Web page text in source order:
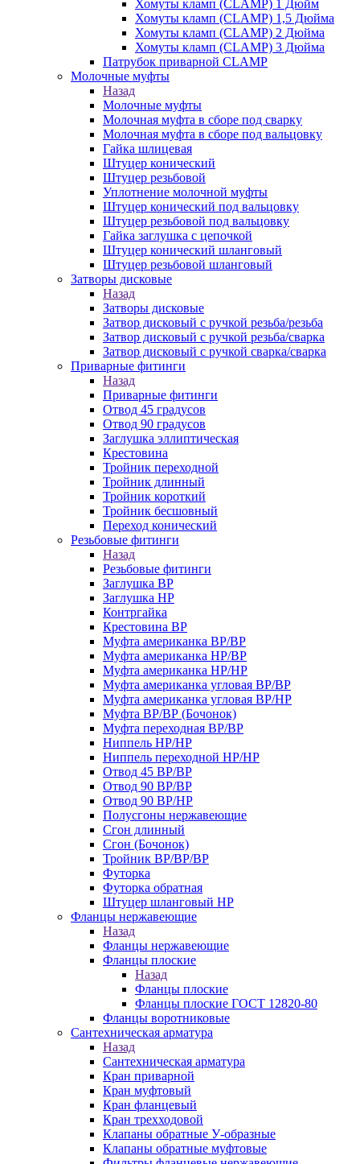
Хомуты кламп (CLAMP) 1 Дюйм
Хомуты кламп (CLAMP) 1,5 Дюйма
Хомуты кламп (CLAMP) 2 Дюйма
Хомуты кламп (CLAMP) 3 Дюйма
Патрубок приварной CLAMP
Молочные муфты
Назад
Молочные муфты
Молочная муфта в сборе под сварку
Молочная муфта в сборе под вальцовку
Гайка шлицевая
Штуцер конический
Штуцер резьбовой
Уплотнение молочной муфты
Штуцер конический под вальцовку
Штуцер резьбовой под вальцовку
Гайка заглушка с цепочкой
Штуцер конический шланговый
Штуцер резьбовой шланговый
Затворы дисковые
Назад
Затворы дисковые
Затвор дисковый с ручкой резьба/резьба
Затвор дисковый с ручкой резьба/сварка
Затвор дисковый с ручкой сварка/сварка
Приварные фитинги
Назад
Приварные фитинги
Отвод 45 градусов
Отвод 90 градусов
Заглушка эллиптическая
Крестовина
Тройник переходной
Тройник длинный
Тройник короткий
Тройник бесшовный
Переход конический
Резьбовые фитинги
Назад
Резьбовые фитинги
Заглушка ВР
Заглушка НР
Контргайка
Крестовина ВР
Муфта американка ВР/ВР
Муфта американка НР/ВР
Муфта американка НР/НР
Муфта американка угловая ВР/ВР
Муфта американка угловая ВР/НР
Муфта ВР/ВР (Бочонок)
Муфта переходная ВР/ВР
Ниппель НР/НР
Ниппель переходной НР/НР
Отвод 45 ВР/ВР
Отвод 90 ВР/ВР
Отвод 90 ВР/НР
Полусгоны нержавеющие
Сгон длинный
Сгон (Бочонок)
Тройник ВР/ВР/ВР
Футорка
Футорка обратная
Штуцер шланговый НР
Фланцы нержавеющие
Назад
Фланцы нержавеющие
Фланцы плоские
Назад
Фланцы плоские
Фланцы плоские ГОСТ 12820-80
Фланцы воротниковые
Сантехническая арматура
Назад
Сантехническая арматура
Кран приварной
Кран муфтовый
Кран фланцевый
Кран трехходовой
Клапаны обратные У-образные
Клапаны обратные муфтовые